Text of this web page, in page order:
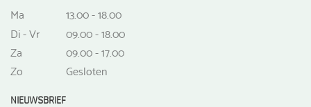
Ma
13.00 - 18.00
Di - Vr
09.00 - 18.00
Za
09.00 - 17.00
Zo
Gesloten
NIEUWSBRIEF